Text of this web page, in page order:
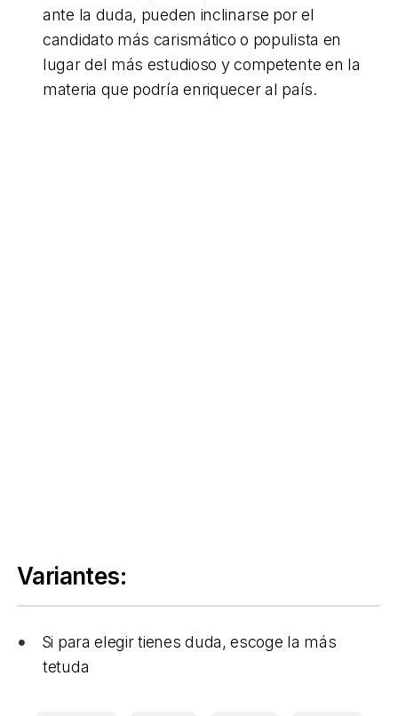
ante la duda, pueden inclinarse por el
candidato más carismático o populista en
lugar del más estudioso y competente en la
materia que podría enriquecer al país.
Variantes:
Si para elegir tienes duda, escoge la más
tetuda